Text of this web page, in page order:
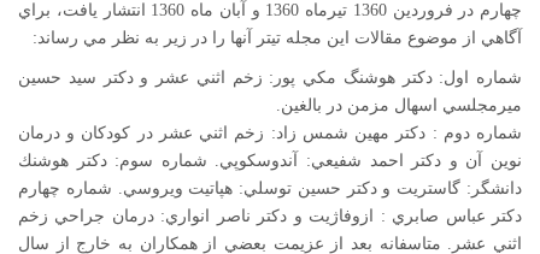
چهارم در فروردين 1360 تيرماه 1360 و آبان ماه 1360 انتشار يافت، براي
آگاهي از موضوع مقالات اين مجله تيتر آنها را در زير به نظر مي رساند:
شماره اول: دكتر هوشنگ مكي پور: زخم اثني عشر و دكتر سيد حسين
ميرمجلسي اسهال مزمن در بالغين.
شماره دوم : دكتر مهين شمس زاد: زخم اثني عشر در كودكان و درمان
نوين آن و دكتر احمد شفيعي: آندوسكوپي. شماره سوم: دكتر هوشنك
دانشگر: گاستريت و دكتر حسين توسلي: هپاتيت ويروسي. شماره چهارم
دكتر عباس صابري : ازوفاژيت و دكتر ناصر انواري: درمان جراحي زخم
اثني عشر. متاسفانه بعد از عزيمت بعضي از همكاران به خارج از سال